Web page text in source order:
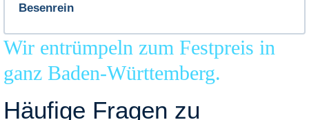
Besenrein
Wir entrümpeln zum Festpreis in
ganz Baden-Württemberg.
Häufige Fragen zu